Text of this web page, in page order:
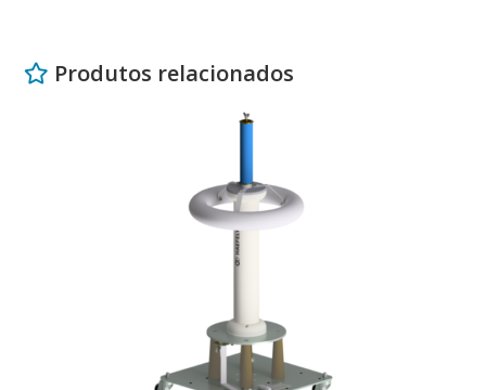
Produtos relacionados